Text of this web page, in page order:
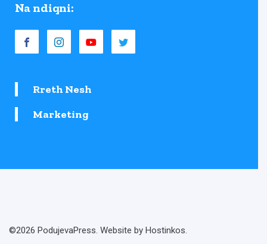
Na ndiqni:
Rreth Nesh
Marketing
©2026 PodujevaPress. Website by Hostinkos.